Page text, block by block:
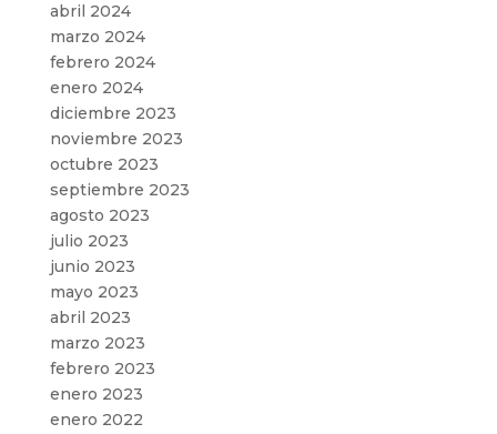
abril 2024
marzo 2024
febrero 2024
enero 2024
diciembre 2023
noviembre 2023
octubre 2023
septiembre 2023
agosto 2023
julio 2023
junio 2023
mayo 2023
abril 2023
marzo 2023
febrero 2023
enero 2023
enero 2022